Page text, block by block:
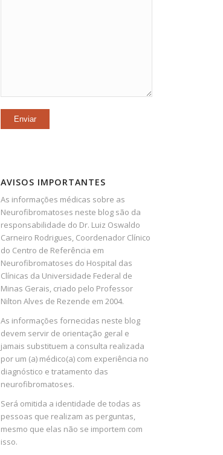
AVISOS IMPORTANTES
As informações médicas sobre as
Neurofibromatoses neste blog são da
responsabilidade do Dr. Luiz Oswaldo
Carneiro Rodrigues, Coordenador Clínico
do Centro de Referência em
Neurofibromatoses do Hospital das
Clínicas da Universidade Federal de
Minas Gerais, criado pelo Professor
Nilton Alves de Rezende em 2004.
As informações fornecidas neste blog
devem servir de orientação geral e
jamais substituem a consulta realizada
por um (a) médico(a) com experiência no
diagnóstico e tratamento das
neurofibromatoses.
Será omitida a identidade de todas as
pessoas que realizam as perguntas,
mesmo que elas não se importem com
isso.